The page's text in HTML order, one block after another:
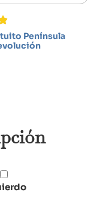
Península